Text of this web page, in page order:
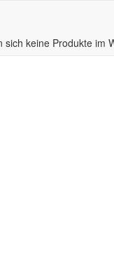
sich keine Produkte im